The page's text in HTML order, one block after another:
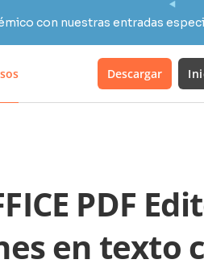
con nuestras entradas
Descargar
PDF
en texto